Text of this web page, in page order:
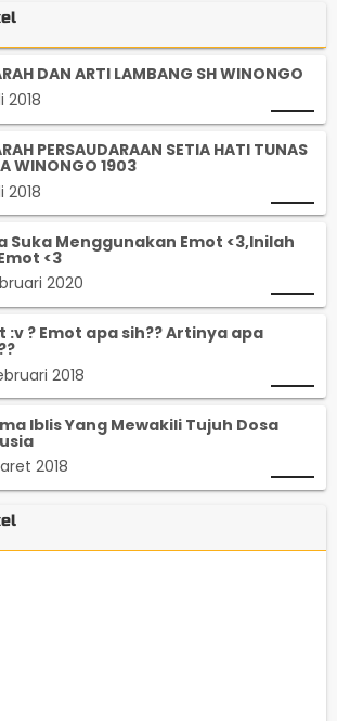
DAN ARTI LAMBANG SH WINONGO
2018
PERSAUDARAAN SETIA HATI TUNAS
WINONGO 1903
2018
Suka Menggunakan Emot <3,Inilah
<3
2020
:v ? Emot apa sih?? Artinya apa
2018
Iblis Yang Mewakili Tujuh Dosa
2018